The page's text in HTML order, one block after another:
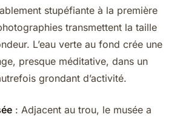
stupéfiante à la première
transmettent la taille
L’eau verte au fond crée une
presque méditative, dans un
grondant d’activité.
: Adjacent au trou, le musée a